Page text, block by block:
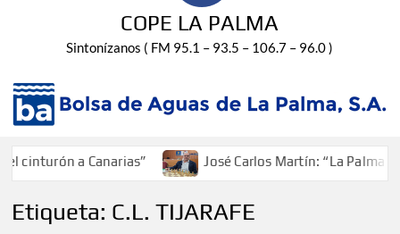
COPE LA PALMA
Sintonízanos ( FM 95.1 – 93.5 – 106.7 – 96.0 )
a Canarias” José Carlos Martín: “La Palma
Etiqueta: C.L. TIJARAFE